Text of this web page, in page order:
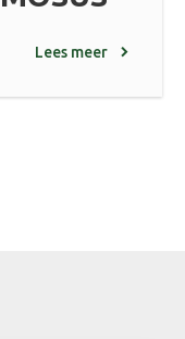
Lees meer